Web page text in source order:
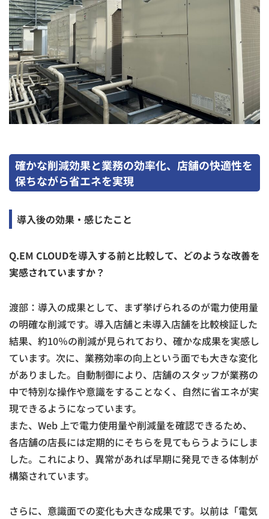
確かな削減効果と業務の効率化、店舗の快適性を
保ちながら省エネを実現
導入後の効果・感じたこと
Q.EM CLOUDを導入する前と比較して、どのような改善を
実感されていますか？
渡部：導入の成果として、まず挙げられるのが電力使用量
の明確な削減です。導入店舗と未導入店舗を比較検証した
結果、約10％の削減が見られており、確かな成果を実感し
ています。次に、業務効率の向上という面でも大きな変化
がありました。自動制御により、店舗のスタッフが業務の
中で特別な操作や意識をすることなく、自然に省エネが実
現できるようになっています。
また、Web 上で電力使用量や削減量を確認できるため、
各店舗の店長には定期的にそちらを見てもらうようにしま
した。これにより、異常があれば早期に発見できる体制が
構築されています。
さらに、意識面での変化も大きな成果です。以前は「電気